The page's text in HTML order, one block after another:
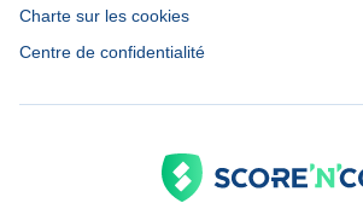
Charte sur les cookies
Centre de confidentialité